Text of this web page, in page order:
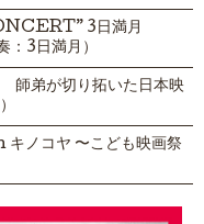
3日満月
3日満月）
師弟が切り拓いた日本映
ノコヤ 〜こども映画祭